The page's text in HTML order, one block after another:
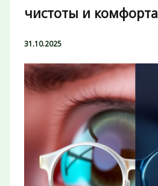
чистоты и комфорта
31.10.2025